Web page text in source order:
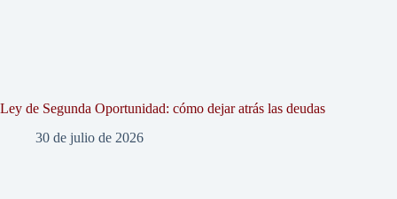
Ley de Segunda Oportunidad: cómo dejar atrás las deudas
30 de julio de 2026